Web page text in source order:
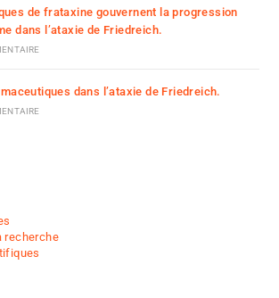
de frataxine gouvernent la progression
dans l’ataxie de Friedreich.
dans l’ataxie de Friedreich.
recherche